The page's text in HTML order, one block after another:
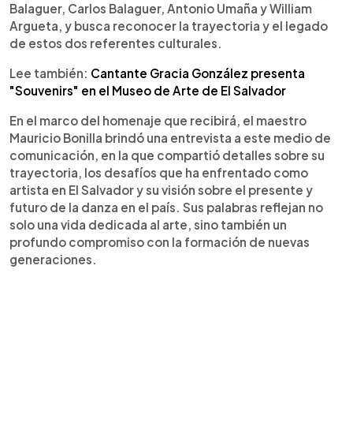
Balaguer, Carlos Balaguer, Antonio Umaña y William
Argueta, y busca reconocer la trayectoria y el legado
de estos dos referentes culturales.
Lee también: Cantante Gracia González presenta
"Souvenirs" en el Museo de Arte de El Salvador
En el marco del homenaje que recibirá, el maestro
Mauricio Bonilla brindó una entrevista a este medio de
comunicación, en la que compartió detalles sobre su
trayectoria, los desafíos que ha enfrentado como
artista en El Salvador y su visión sobre el presente y
futuro de la danza en el país. Sus palabras reflejan no
solo una vida dedicada al arte, sino también un
profundo compromiso con la formación de nuevas
generaciones.